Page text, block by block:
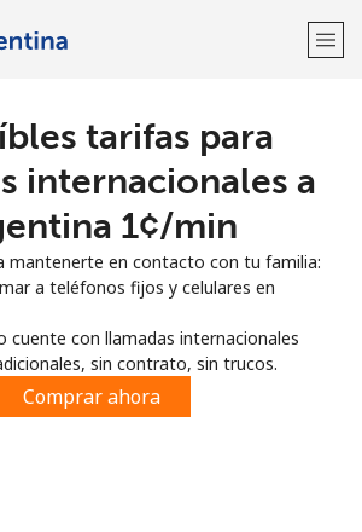
¡Bienvenido!
Regístrate con
o
tarifas para
internacionales a
⁦1¢⁩/min
mantenerte en contacto con tu familia:
a teléfonos fijos y celulares en
cuente con llamadas internacionales
sin contrato, sin trucos.
Comprar ahora